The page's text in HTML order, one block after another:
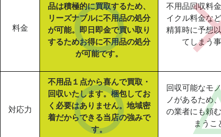
料金
品は積極的に買取するため、
リーズナブルに不用品の処分
が可能。即日即金で買い取り
するためお得に不用品の処分
が可能です。
不用品回収料
イクル料金な
精算時に予想
てしまう
対応力
不用品１点から喜んで買取・
回収いたします。梱包してお
く必要はありません。地域密
着だからできる当店の強みで
す。
回収可能なモ
ノがあるため
の業者にも頼
まうこ